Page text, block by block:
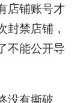
店铺账号才
封禁店铺，
不能公开导
没有撕破